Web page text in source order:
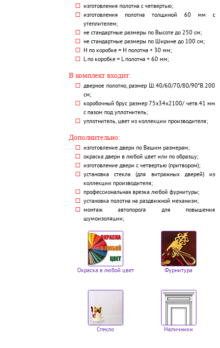
изготовления полотна с четвертью;
изготовления полотна толщиной 60 мм с
утеплителем;
не стандартные размеры по Высоте до 250 см;
не стандартные размеры по Ширине до 100 см;
H по коробке = Н полотна + 30 мм;
L по коробке = L полотна + 60 мм;
В комплект входит:
дверное полотно, размер Ш.40/60/70/80/90*В.200
см;
коробочный брус размер 75х34х2100/ четв.41 мм
с пазом под уплотнитель;
уплотнитель, цвет из коллекции производителя;
Дополнительно:
изготовление двери по Вашим размерам;
окраска двери в любой цвет или по образцу;
изготовление двери с четвертью (притвором);
установка стекла (для витражных дверей) из
коллекции производителя;
профессиональная врезка любой фурнитуры;
установка полотна на раздвижной механизм;
монтаж автопорога для повышения
шумоизоляции;
Окраска в любой цвет Фурнитура
Стекло Наличники